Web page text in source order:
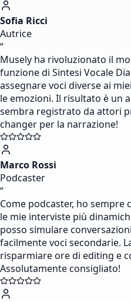
Sofia Ricci
Autrice
“
Musely ha rivoluzionato il
funzione di Sintesi Vocale
assegnare voci diverse ai
le emozioni. Il risultato è un
sembra registrato da attori
changer per la narrazione!
Marco Rossi
Podcaster
“
Come podcaster, ho
le mie interviste più
posso simulare
facilmente voci secondarie.
risparmiare ore di editing e
Assolutamente consigliato!